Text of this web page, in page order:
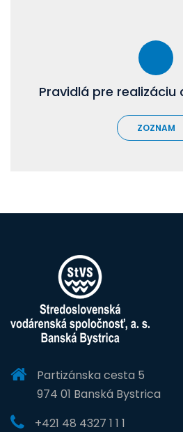
Pravidlá pre realizáciu
ZOZNAM
Partizánska cesta 5
974 01 Banská Bystrica
+421 48 4327 1 1 1